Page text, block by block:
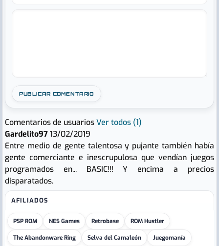
Comentarios de usuariosVer todos (1)
Gardelito9713/02/2019
Entre medio de gente talentosa y pujante también había
gente comerciante e inescrupulosa que vendían juegos
programados en... BASIC!!! Y encima a precios
disparatados.
AFILIADOS
PSP ROM NES Games Retrobase ROM Hustler
The Abandonware Ring Selva del Camaleón Juegomanía